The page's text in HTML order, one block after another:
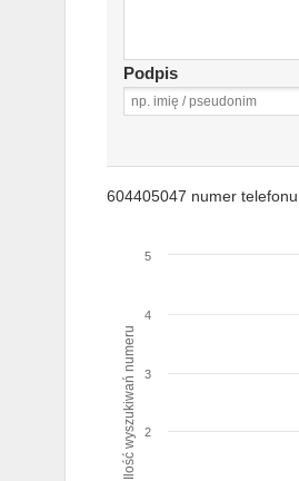
Podpis
604405047 numer
Ilość wyszukiwań numeru 2
3
4
5